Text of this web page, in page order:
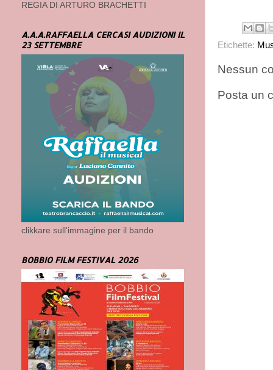
Etichette:
Nessun
Posta un
REGIA DI ARTURO BRACHETTI
A.A.A.RAFFAELLA CERCASI AUDIZIONI IL
23 SETTEMBRE
clikkare sull'immagine per il bando
BOBBIO FILM FESTIVAL 2026